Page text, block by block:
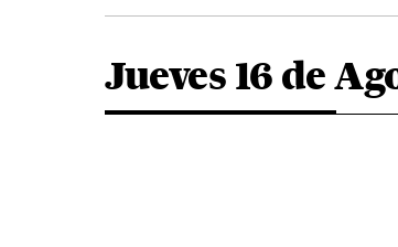
Jueves 16 de